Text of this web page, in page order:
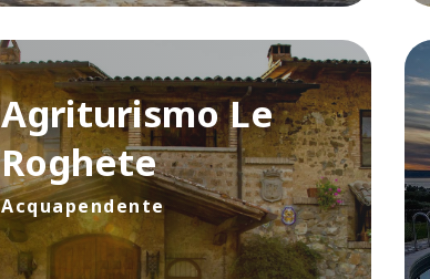
Agriturismo Le
Roghete
Acquapendente